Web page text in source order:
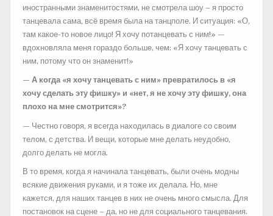
иностранными знаменитостями, не смотрела шоу – я просто
танцевала сама, всё время была на танцполе. И ситуация: «О,
там какое-то новое лицо! Я хочу потанцевать с ним!» —
вдохновляла меня гораздо больше, чем: «Я хочу танцевать с
ним, потому что он знаменит!»
— А когда «я хочу танцевать с ним» превратилось в «я
хочу сделать эту фишку» и «нет, я не хочу эту фишку, она
плохо на мне смотрится»?
— Честно говоря, я всегда находилась в диалоге со своим
телом, с детства. И вещи, которые мне делать неудобно,
долго делать не могла.
В то время, когда я начинала танцевать, были очень модны
всякие движения руками, и я тоже их делала. Но, мне
кажется, для наших танцев в них не очень много смысла. Для
постановок на сцене – да, но не для социального танцевания.